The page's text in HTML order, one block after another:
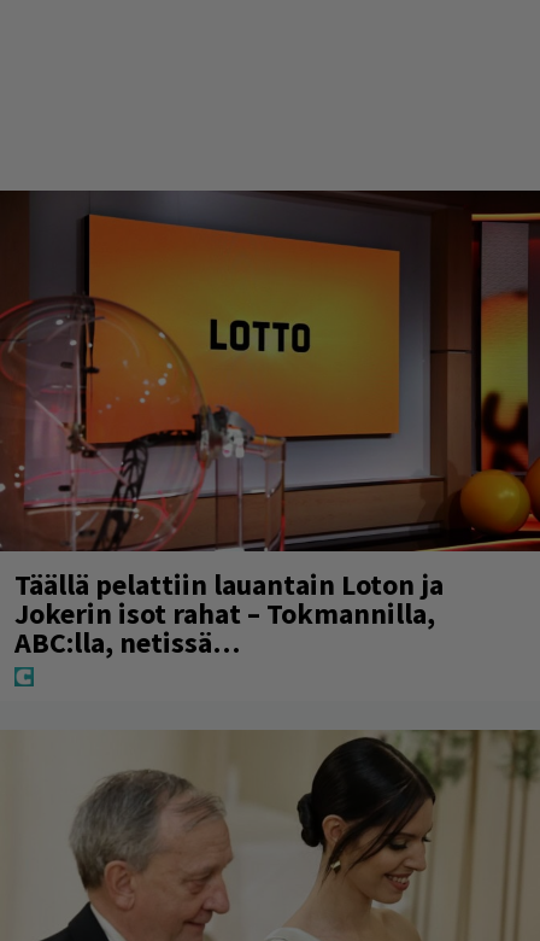
Täällä pelattiin lauantain Loton ja
Jokerin isot rahat – Tokmannilla,
ABC:lla, netissä…